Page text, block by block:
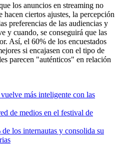
los anuncios en streaming no
hacen ciertos ajustes, la percepción
preferencias de las audiencias y
y cuando, se conseguirá que las
Así, el 60% de los encuestados
si encajasen con el tipo de
parecen "auténticos" en relación
más inteligente con las
de medios en el festival de
los internautas y consolida su